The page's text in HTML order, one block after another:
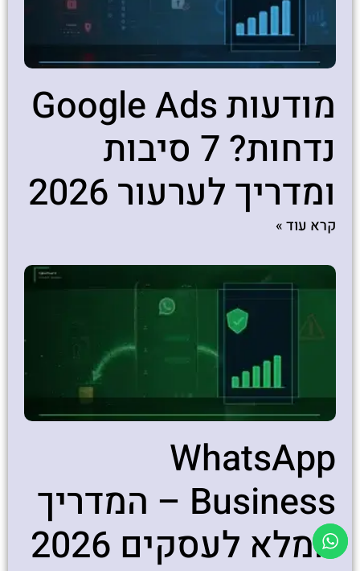
מודעות Google Ads
נדחות? 7 סיבות
ומדריך לערעור 2026
קרא עוד »
WhatsApp
Business – המדריך
המלא לעסקים 2026